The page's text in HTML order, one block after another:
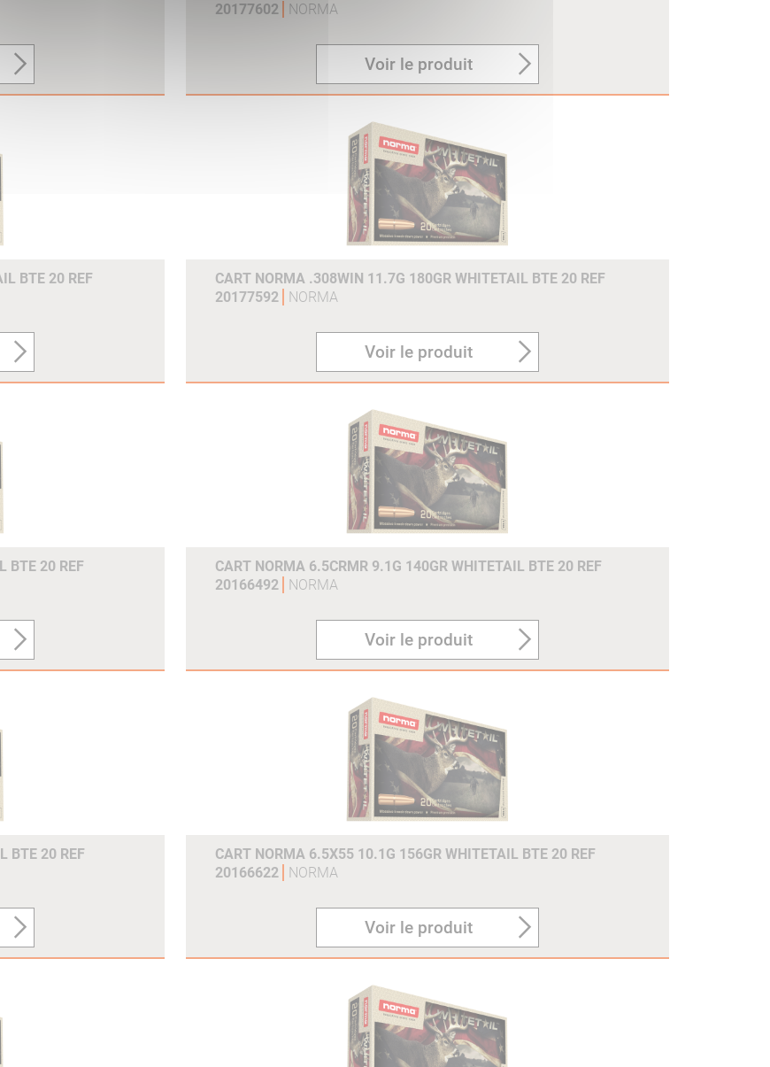
20177602
NORMA
Voir le produit
BTE 20 REF
CART NORMA .308WIN 11.7G 180GR WHITETAIL BTE 20 REF
20177592
NORMA
Voir le produit
BTE 20 REF
CART NORMA 6.5CRMR 9.1G 140GR WHITETAIL BTE 20 REF
20166492
NORMA
Voir le produit
BTE 20 REF
CART NORMA 6.5X55 10.1G 156GR WHITETAIL BTE 20 REF
20166622
NORMA
Voir le produit